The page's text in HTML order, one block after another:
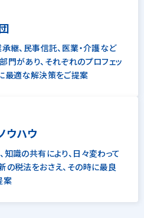
継、民事信託、医業・介護など
門があり、それぞれのプロフェッ
最適な解決策をご提案
ウハウ
識の共有により、日々変わって
の税法をおさえ、その時に最良
案